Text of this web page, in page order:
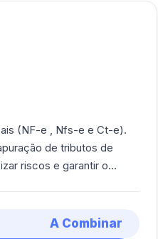
(NF-e , Nfs-e e Ct-e).
de tributos de
riscos e garantir o
A Combinar